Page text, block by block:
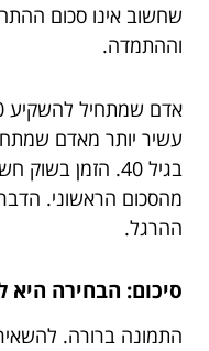
שחשוב אינו סכום
וההתמדה.
בגיל 40. הזמן
מהסכום הראשוני.
ההרגל.
סיכום: הבחירה היא
התמונה ברורה.